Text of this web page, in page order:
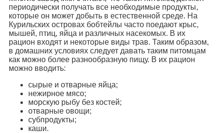
периодически получать все необходимые продукты,
которые он может добыть в естественной среде. На
Курильских островах бобтейлы часто поедают крыс,
мышей, птиц, яйца и различных насекомых. В их
рацион входят и некоторые виды трав. Таким образом,
в домашних условиях следует давать таким питомцам
как можно более разнообразную пищу. В их рацион
можно вводить:
сырые и отварные яйца;
нежирное мясо;
морскую рыбу без костей;
отварные овощи;
субпродукты;
каши.